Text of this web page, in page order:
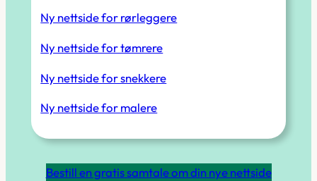
Ny nettside for rørleggere
Ny nettside for tømrere
Ny nettside for snekkere
Ny nettside for malere
Bestill en gratis samtale om din nye nettside